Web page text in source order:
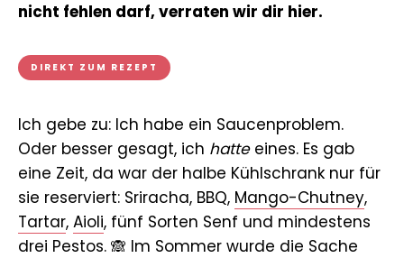
nicht fehlen darf, verraten wir dir hier.
DIREKT ZUM REZEPT
Ich gebe zu: Ich habe ein Saucenproblem.
Oder besser gesagt, ich hatteeines. Es gab
eine Zeit, da war der halbe Kühlschrank nur für
sie reserviert: Sriracha, BBQ, Mango-Chutney,
Tartar, Aioli, fünf Sorten Senf und mindestens
drei Pestos. 🙈 Im Sommer wurde die Sache